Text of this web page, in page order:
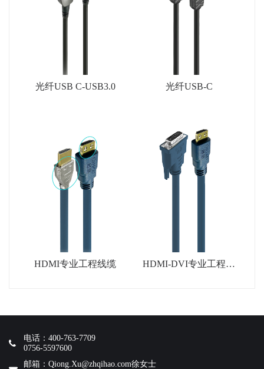
光纤USB C-USB3.0 光纤USB-C
HDMI专业工程线缆
HDMI-DVI专业工程线
电话：400-763-7709
0756-5597600
邮箱：Qiong.Xu@zhqihao.com徐女士